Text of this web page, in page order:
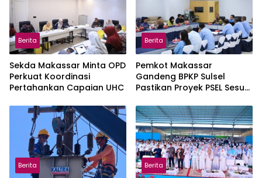
Berita
Sekda Makassar Minta OPD
Perkuat Koordinasi
Pertahankan Capaian UHC
Berita
Pemkot Makassar
Gandeng BPKP Sulsel
Pastikan Proyek PSEL Sesuai
Berita Berita